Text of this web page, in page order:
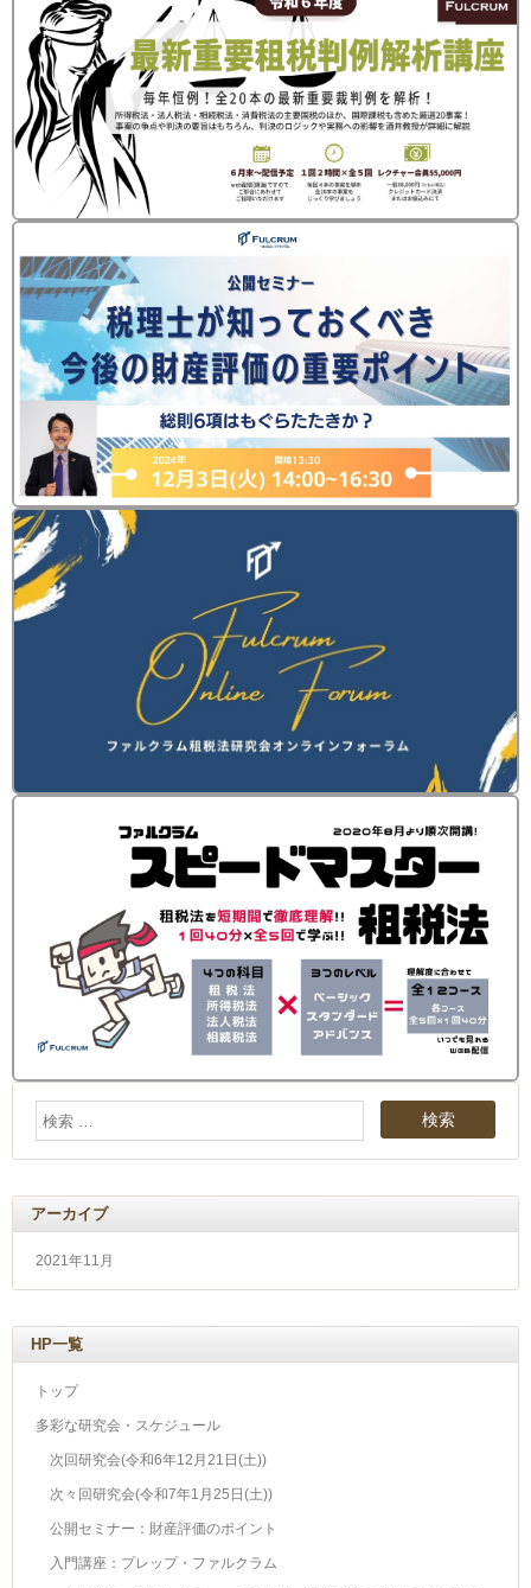
アーカイブ
2021年11月
HP一覧
トップ
多彩な研究会・スケジュール
次回研究会(令和6年12月21日(土))
次々回研究会(令和7年1月25日(土))
公開セミナー：財産評価のポイント
入門講座：プレップ・ファルクラム